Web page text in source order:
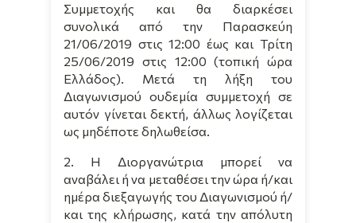
Συμμετοχής και θα διαρκέσει
συνολικά από την Παρασκεύη
21/06/2019 στις 12:00 έως και Τρίτη
25/06/2019 στις 12:00 (τοπική ώρα
Ελλάδος). Μετά τη λήξη του
Διαγωνισμού ουδεμία συμμετοχή σε
αυτόν γίνεται δεκτή, άλλως λογίζεται
ως μηδέποτε δηλωθείσα.
2. Η Διοργανώτρια μπορεί να
αναβάλει ή να μεταθέσει την ώρα ή/και
ημέρα διεξαγωγής του Διαγωνισμού ή/
και της κλήρωσης, κατά την απόλυτη